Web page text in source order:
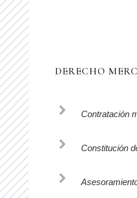
DERECHO
Contratación
Constitución